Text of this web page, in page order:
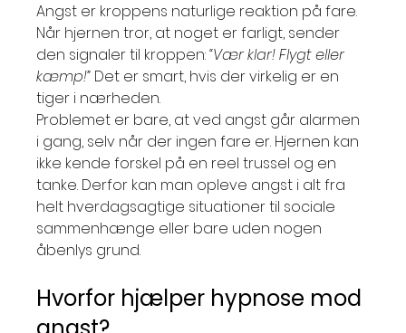
Angst er kroppens naturlige reaktion på fare.
Når hjernen tror, at noget er farligt, sender
den signaler til kroppen: “Vær klar! Flygt eller
kæmp!” Det er smart, hvis der virkelig er en
tiger i nærheden.
Problemet er bare, at ved angst går alarmen
i gang, selv når der ingen fare er. Hjernen kan
ikke kende forskel på en reel trussel og en
tanke. Derfor kan man opleve angst i alt fra
helt hverdagsagtige situationer til sociale
sammenhænge eller bare uden nogen
åbenlys grund.
Hvorfor hjælper hypnose mod